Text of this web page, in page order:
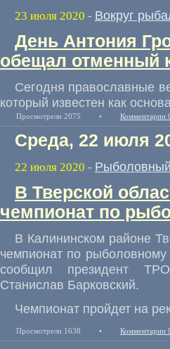
23 июля 2020 - Вокруг
День Антония
обещал отменный
Сегодня православные
который известен как
Просмотрели 2075 • Комментарии
Среда, 22 июля
22 июля 2020 -
В Тверской
чемпионат по
В Калининском районе
чемпионат по
сообщил президент
Станислав Барковский.
Чемпионат пройдет на
Просмотрели 1638 • Комментарии